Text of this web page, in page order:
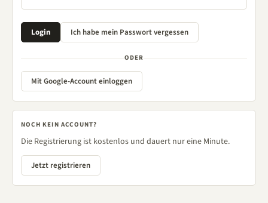
ODER
Mit Google-Account einloggen
NOCH KEIN ACCOUNT?
Die Registrierung ist kostenlos und dauert nur eine Minute.
Jetzt registrieren